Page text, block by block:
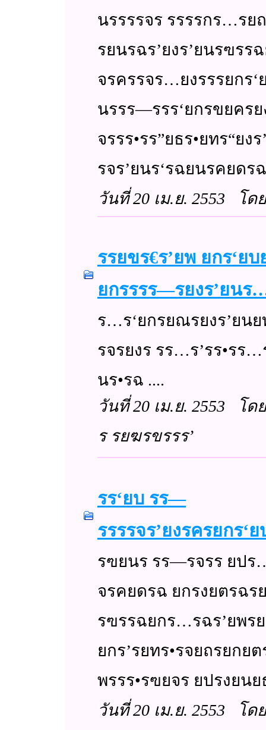
นรรรรจร รรรรกร…ร
รยนรฉร’ยงร’ยนรฃร
จรครรจร…ยงรรรยก
นรรร—รรร‘ยกรขยคร
จรรร•รร”ยธร•ยทร“ย
รจร’ยนร‘รฉยนรคยดรฉร
วันที่ 20 เม.ย. 2553 โด
รรยขร€ร’ยพ ยกร‘ย
ยกรรรร—รยงร’ยน
ร…ร‘ยกรยณรยงร’ยนย
รจรยงร รร…ร’รร•ร
นร•รฉ ....
วันที่ 20 เม.ย. 2553 โดย
ร รยฆรขรรร’
รร‘ยบ รร—
รรรรจร’ยงรครยกร‘
รฃยนร รร—รจรร ยปร…
จรคยดรฉ ยกรงยตรฉรย
รฃรรฉยกร…รฉร’ยพร
ยกร’รยทร•รจยถรยกย
พรรร•รฃยจร ยปรงยนยธ
วันที่ 20 เม.ย. 2553 โดย